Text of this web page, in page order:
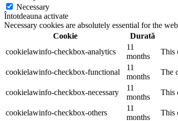
Necessary
Întotdeauna activate
Necessary cookies are absolutely essential for the
Cookie
Durată
cookielawinfo-checkbox-analytics
11
months
This
cookielawinfo-checkbox-functional
11
months
The
cookielawinfo-checkbox-necessary
11
months
This
cookielawinfo-checkbox-others
11
months
This